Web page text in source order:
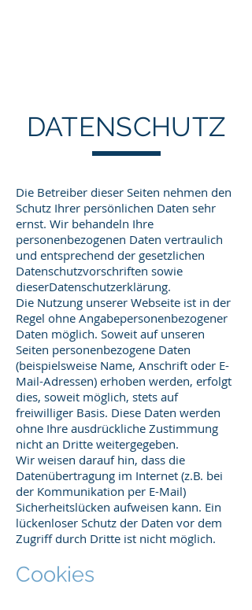
DATENSCHUTZ
Die Betreiber dieser Seiten nehmen den
Schutz Ihrer persönlichen Daten sehr
ernst. Wir behandeln Ihre
personenbezogenen Daten vertraulich
und entsprechend der gesetzlichen
Datenschutzvorschriften sowie
dieserDatenschutzerklärung.
Die Nutzung unserer Webseite ist in der
Regel ohne Angabepersonenbezogener
Daten möglich. Soweit auf unseren
Seiten personenbezogene Daten
(beispielsweise Name, Anschrift oder E-
Mail-Adressen) erhoben werden, erfolgt
dies, soweit möglich, stets auf
freiwilliger Basis. Diese Daten werden
ohne Ihre ausdrückliche Zustimmung
nicht an Dritte weitergegeben.
Wir weisen darauf hin, dass die
Datenübertragung im Internet (z.B. bei
der Kommunikation per E-Mail)
Sicherheitslücken aufweisen kann. Ein
lückenloser Schutz der Daten vor dem
Zugriff durch Dritte ist nicht möglich.
Cookies